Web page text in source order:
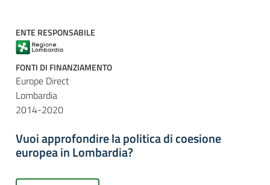
ENTE RESPONSABILE
FONTI DI FINANZIAMENTO
Europe Direct
Lombardia
2014-2020
Vuoi approfondire la politica di coesione
europea in Lombardia?